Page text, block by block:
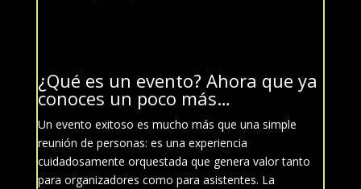
¿Qué es un evento? Ahora que ya
conoces un poco más…
Un evento exitoso es mucho más que una simple
reunión de personas: es una experiencia
cuidadosamente orquestada que genera valor tanto
para organizadores como para asistentes. La